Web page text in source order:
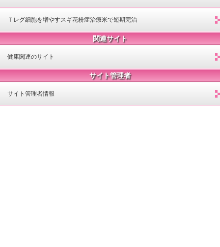
Ｔレグ細胞を増やすスギ花粉症治療米で短期完治
関連サイト
健康関連のサイト
サイト管理者
サイト管理者情報